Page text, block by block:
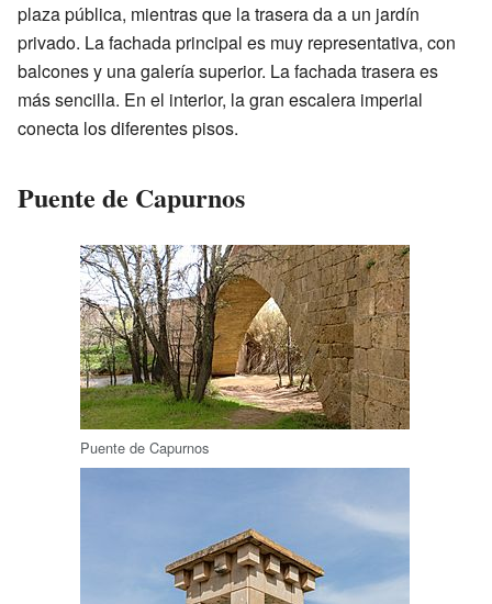
plaza pública, mientras que la trasera da a un jardín
privado. La fachada principal es muy representativa, con
balcones y una galería superior. La fachada trasera es
más sencilla. En el interior, la gran escalera imperial
conecta los diferentes pisos.
Puente de Capurnos
Puente de Capurnos